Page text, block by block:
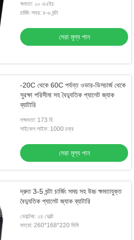
ক্ষমতা: ২০ এএইচ
চার্জিং সময়: ৪-৬ ঘন্টা
সেরা মূল্য পান
-20C থেকে 60C পর্যন্ত ওভার-ডিসচার্জ থেকে
সুরক্ষা পরিসীমা সহ বৈদ্যুতিক প্যালেট জ্যাক
ব্যাটারি
সক্ষমতা: 173 হি
সাইকেল লাইফ: 1000 চক্র
সেরা মূল্য পান
দ্রুত 3-5 ঘন্টা চার্জিং সময় সহ উচ্চ ক্ষমতাযুক্ত
বৈদ্যুতিক প্যালেট জ্যাক ব্যাটারি
ভোল্টেজ: ২৪ ভোল্ট
মাত্রা: 260*168*220 মিমি